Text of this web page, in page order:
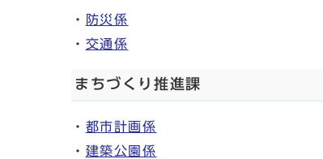
・
防災係
・ 交通係
まちづくり推進課
・ 都市計画係
・ 建築公園係